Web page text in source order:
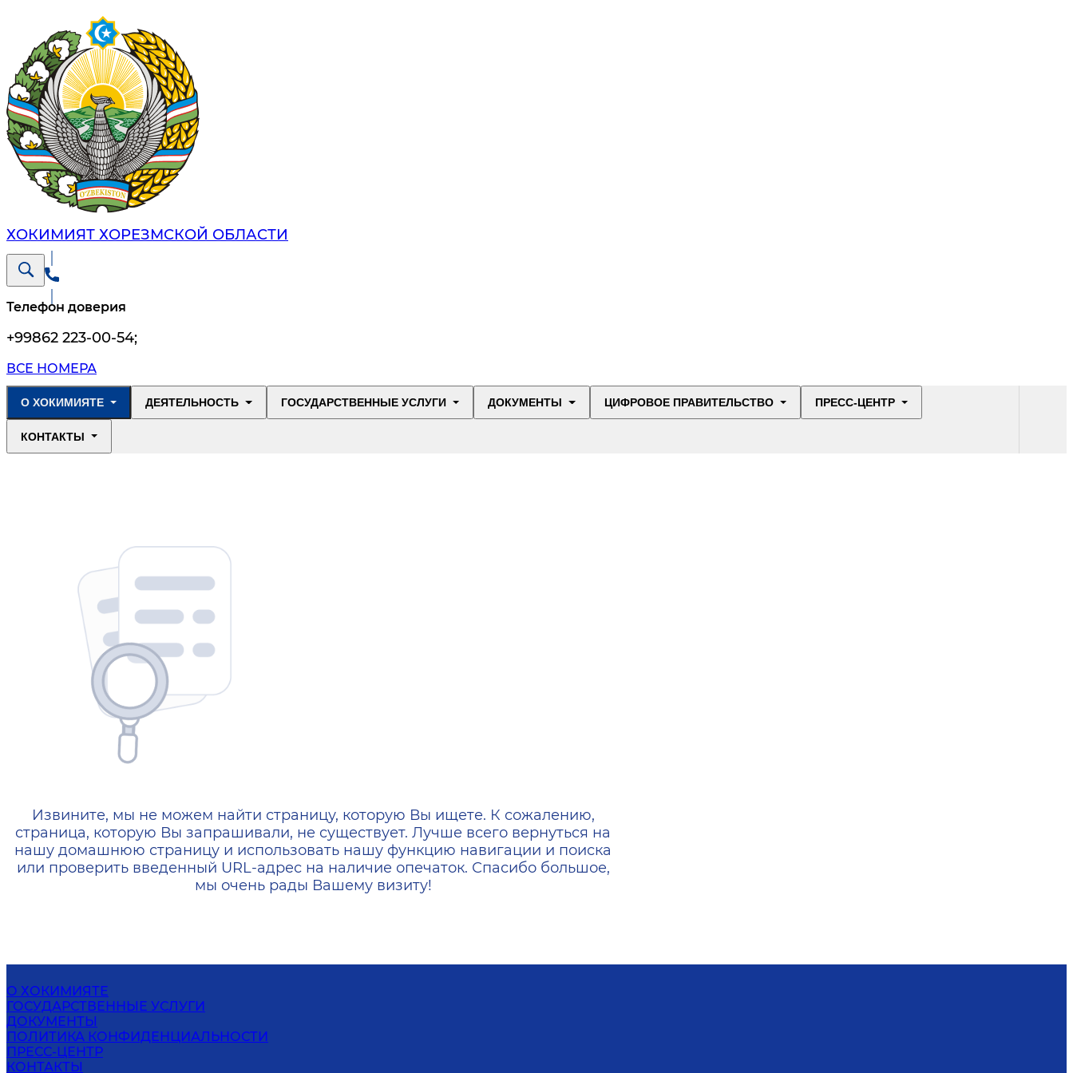
ХОКИМИЯТ ХОРЕЗМСКОЙ ОБЛАСТИ
Телефон доверия
+99862 223-00-54;
ВСЕ НОМЕРА
О ХОКИМИЯТЕ ДЕЯТЕЛЬНОСТЬ ГОСУДАРСТВЕННЫЕ УСЛУГИ ДОКУМЕНТЫ ЦИФРОВОЕ ПРАВИТЕЛЬСТВО ПРЕСС-ЦЕНТР
КОНТАКТЫ
404 — Страница не найдена
Извините, мы не можем найти страницу, которую Вы ищете. К сожалению,
страница, которую Вы запрашивали, не существует. Лучше всего вернуться на
нашу домашнюю страницу и использовать нашу функцию навигации и поиска
или проверить введенный URL-адрес на наличие опечаток. Спасибо большое,
мы очень рады Вашему визиту!
О ХОКИМИЯТЕ
ГОСУДАРСТВЕННЫЕ УСЛУГИ
ДОКУМЕНТЫ
ПОЛИТИКА КОНФИДЕНЦИАЛЬНОСТИ
ПРЕСС-ЦЕНТР
КОНТАКТЫ